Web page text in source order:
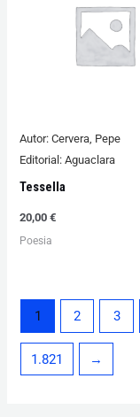
Autor: Cervera, Pepe
Editorial: Aguaclara
Tessella
20,00€
Poesia
1 2 3
1.821 →